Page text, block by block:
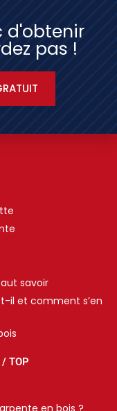
d'obtenir
pas !
savoir
il et comment s’en
/ TOP